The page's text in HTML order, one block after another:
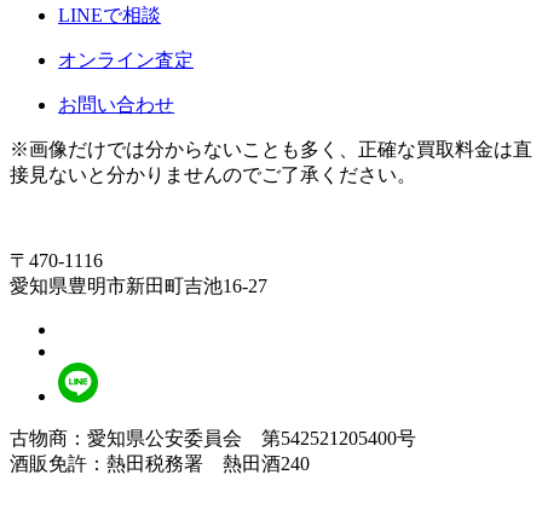
LINEで相談
オンライン査定
お問い合わせ
※画像だけでは分からないことも多く、正確な買取料金は直
接見ないと分かりませんのでご了承ください。
〒470-1116
愛知県豊明市新田町吉池16-27
古物商：愛知県公安委員会 第542521205400号
酒販免許：熱田税務署 熱田酒240